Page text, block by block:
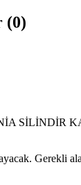
(0)
SİLİNDİR
Gerekli